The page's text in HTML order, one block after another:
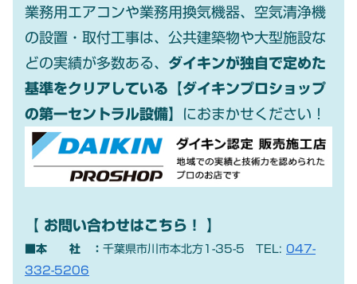
業務用エアコンや業務用換気機器、空気清浄機
の設置・取付工事は、公共建築物や大型施設な
どの実績が多数ある、 ダイキンが独自で定めた
基準をクリアしている【ダイキンプロショップ
の第一セントラル設備】
におまかせください！
【 お問い合わせはこちら！ 】
■本 社 ： 千葉県市川市本北方1-35-5 TEL: 047-
332-5206